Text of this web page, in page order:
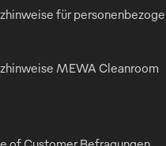
für
MEWA Cleanroom